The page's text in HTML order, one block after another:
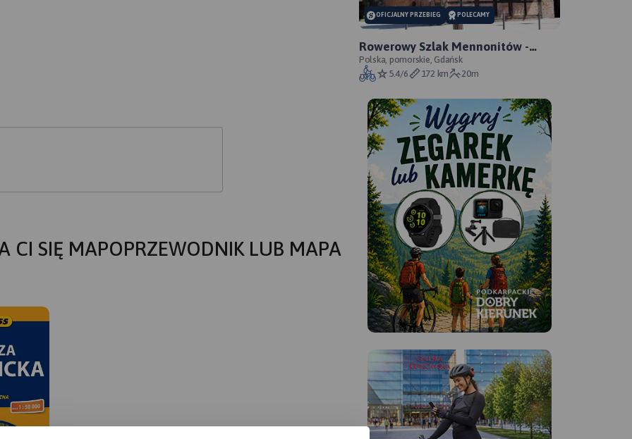
CI SIĘ MAPOPRZEWODNIK LUB MAPA
OFICJALNY PRZEBIEG POLECAMY
Rowerowy Szlak Mennonitów -
oficjalny przebieg szlaku
Polska, pomorskie, Gdańsk
5.4/6
172 km 20m